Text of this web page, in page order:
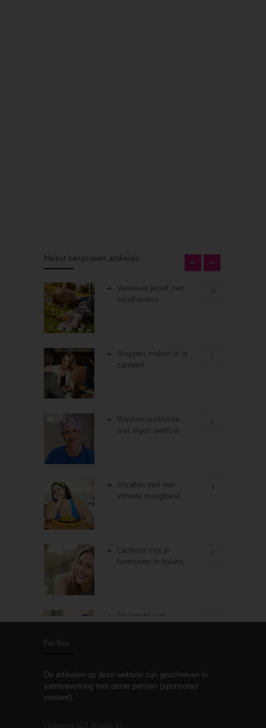
Meest besproken artikelen
Vernieuw jezelf met
mindfulness
Stappen maken in je
carrière!
7
Borstreconstructie
met eigen weefsel
5
Afvallen met een
virtuele maagband
4
Lachend met je
hormonen in balans
3
De kracht van
Stiefouderschap en
relaties
ForYou
De artikelen op deze website zijn geschreven in
samenwerking met derde partijen (sponsored
content).